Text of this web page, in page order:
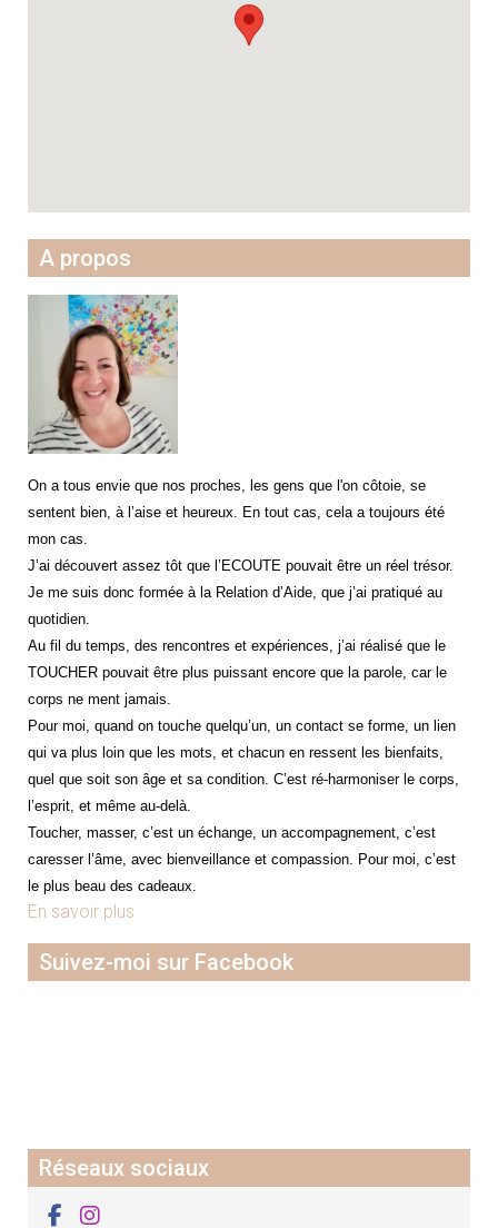
A propos
On a tous envie que nos proches, les gens que l'on côtoie, se
sentent bien, à l’aise et heureux. En tout cas, cela a toujours été
mon cas.
J’ai découvert assez tôt que l’ECOUTE pouvait être un réel trésor.
Je me suis donc formée à la Relation d’Aide, que j’ai pratiqué au
quotidien.
Au fil du temps, des rencontres et expériences, j’ai réalisé que le
TOUCHER pouvait être plus puissant encore que la parole, car le
corps ne ment jamais.
Pour moi, quand on touche quelqu’un, un contact se forme, un lien
qui va plus loin que les mots, et chacun en ressent les bienfaits,
quel que soit son âge et sa condition. C’est ré-harmoniser le corps,
l’esprit, et même au-delà.
Toucher, masser, c’est un échange, un accompagnement, c’est
caresser l’âme, avec bienveillance et compassion. Pour moi, c’est
le plus beau des cadeaux.
En savoir plus
Suivez-moi sur Facebook
Réseaux sociaux